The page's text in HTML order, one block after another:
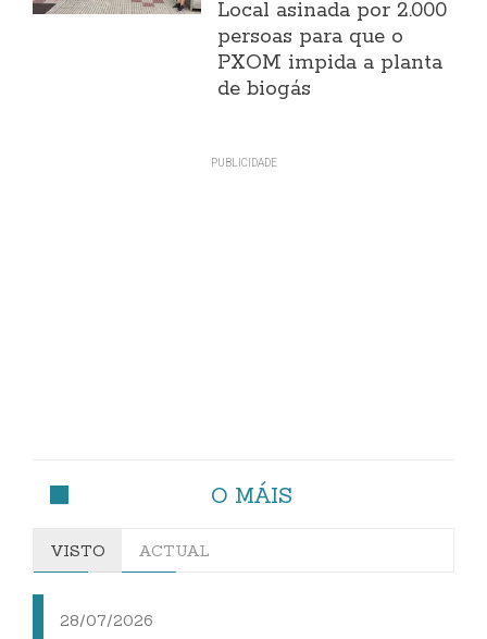
Local asinada por 2.000
persoas para que o
PXOM impida a planta
de biogás
O MÁIS
VISTO ACTUAL
28/07/2026